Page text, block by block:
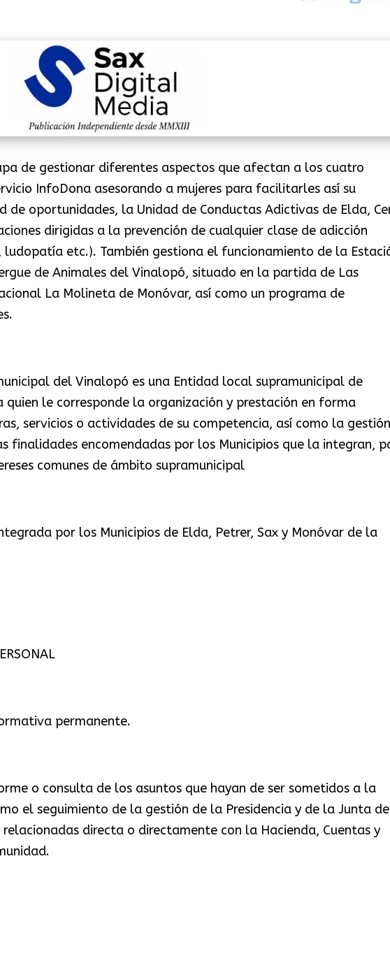
de gestionar diferentes aspectos que afectan a los cuatro
InfoDona asesorando a mujeres para facilitarles así su
de oportunidades, la Unidad de Conductas Adictivas de Elda,
dirigidas a la prevención de cualquier clase de adicción
etc.). También gestiona el funcionamiento de la
de Animales del Vinalopó, situado en la partida de Las
La Molineta de Monóvar, así como un programa de
del Vinalopó es una Entidad local supramunicipal de
le corresponde la organización y prestación en forma
servicios o actividades de su competencia, así como la
finalidades encomendadas por los Municipios que la integran,
comunes de ámbito supramunicipal
por los Municipios de Elda, Petrer, Sax y Monóvar de la
permanente.
o consulta de los asuntos que hayan de ser sometidos a la
el seguimiento de la gestión de la Presidencia y de la Junta de
directa o directamente con la Hacienda, Cuentas y